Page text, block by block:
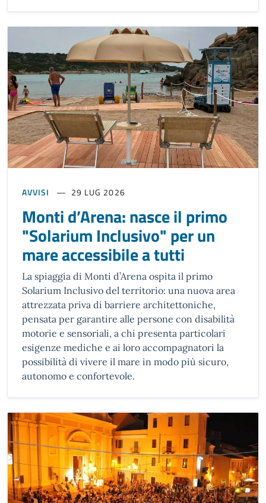
AVVISI 29 LUG 2026
Monti d’Arena: nasce il primo
"Solarium Inclusivo" per un
mare accessibile a tutti
La spiaggia di Monti d’Arena ospita il primo
Solarium Inclusivo del territorio: una nuova area
attrezzata priva di barriere architettoniche,
pensata per garantire alle persone con disabilità
motorie e sensoriali, a chi presenta particolari
esigenze mediche e ai loro accompagnatori la
possibilità di vivere il mare in modo più sicuro,
autonomo e confortevole.